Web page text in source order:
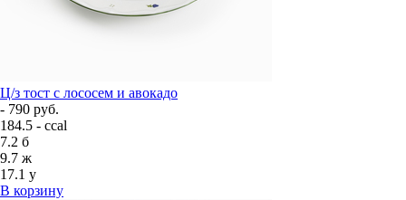
Ц/з тост с лососем и авокадо
- 790 руб.
184.5 - ccal
7.2 б
9.7 ж
17.1 у
В корзину